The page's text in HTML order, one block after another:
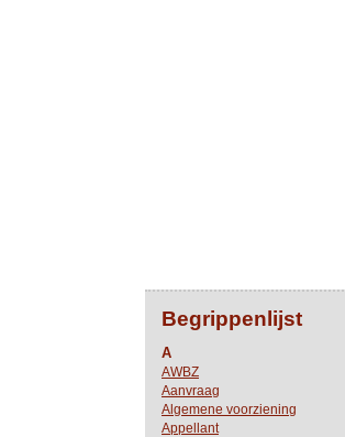
Begrippenlijst
A
AWBZ
Aanvraag
Algemene voorziening
Appellant